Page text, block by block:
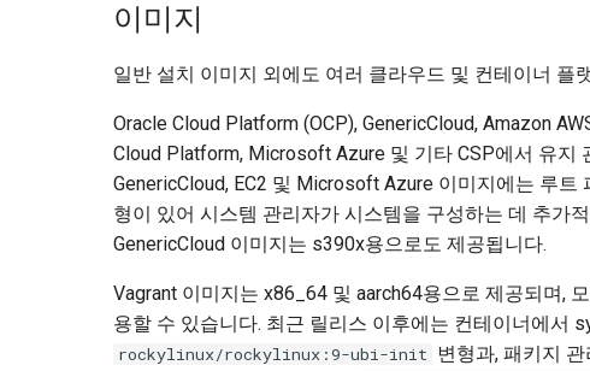
이미지
일반 설치 이미지 외에도 여러 클라우드 및 컨테이너 플
Oracle Cloud Platform (OCP), GenericCloud, Amazon
Cloud Platform, Microsoft Azure 및 기타 CSP에서 유지
GenericCloud, EC2 및 Microsoft Azure 이미지에는 루
형이 있어 시스템 관리자가 시스템을 구성하는 데 추가
GenericCloud 이미지는 s390x용으로도 제공됩니다.
Vagrant 이미지는 x86_64 및 aarch64용으로 제공되며,
용할 수 있습니다. 최근 릴리스 이후에는 컨테이너에서
rockylinux/rockylinux:9-ubi-init
변형과, 패키지